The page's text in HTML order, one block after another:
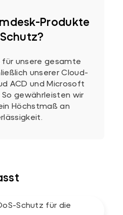
Produkte
unsere gesamte
unserer Cloud-
ACD und Microsoft
gewährleisten wir
Höchstmaß an
Schutz für die